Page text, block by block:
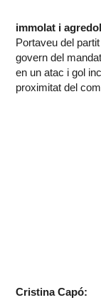
immolat i
Portaveu del
govern del
en un atac i gol
proximitat del
Cristina Capó: